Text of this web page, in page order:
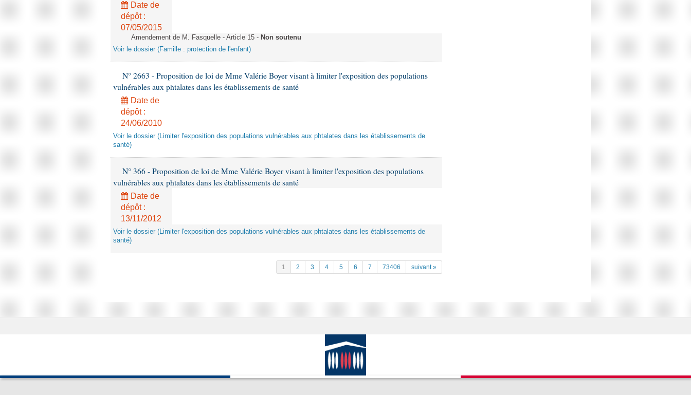
Date de
dépôt :
07/05/2015
Amendement de M. Fasquelle - Article 15 - Non soutenu
Voir le dossier (Famille : protection de l'enfant)
N° 2663 - Proposition de loi de Mme Valérie Boyer visant à limiter l'exposition des populations
vulnérables aux phtalates dans les établissements de santé
Date de
dépôt :
24/06/2010
Voir le dossier (Limiter l'exposition des populations vulnérables aux phtalates dans les établissements de
santé)
N° 366 - Proposition de loi de Mme Valérie Boyer visant à limiter l'exposition des populations
vulnérables aux phtalates dans les établissements de santé
Date de
dépôt :
13/11/2012
Voir le dossier (Limiter l'exposition des populations vulnérables aux phtalates dans les établissements de
santé)
1 2 3 4 5 6 7 73406 suivant »